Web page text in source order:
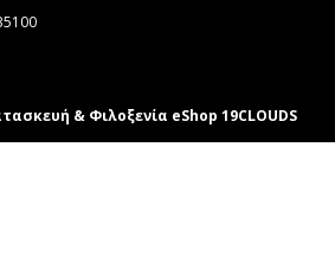
& Φιλοξενία eShop 19CLOUDS